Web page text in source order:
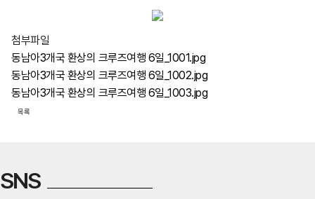
첨부파일
동남아3개국 환상의 크루즈여행 6일_1001.jpg
동남아3개국 환상의 크루즈여행 6일_1002.jpg
동남아3개국 환상의 크루즈여행 6일_1003.jpg
목록
SNS